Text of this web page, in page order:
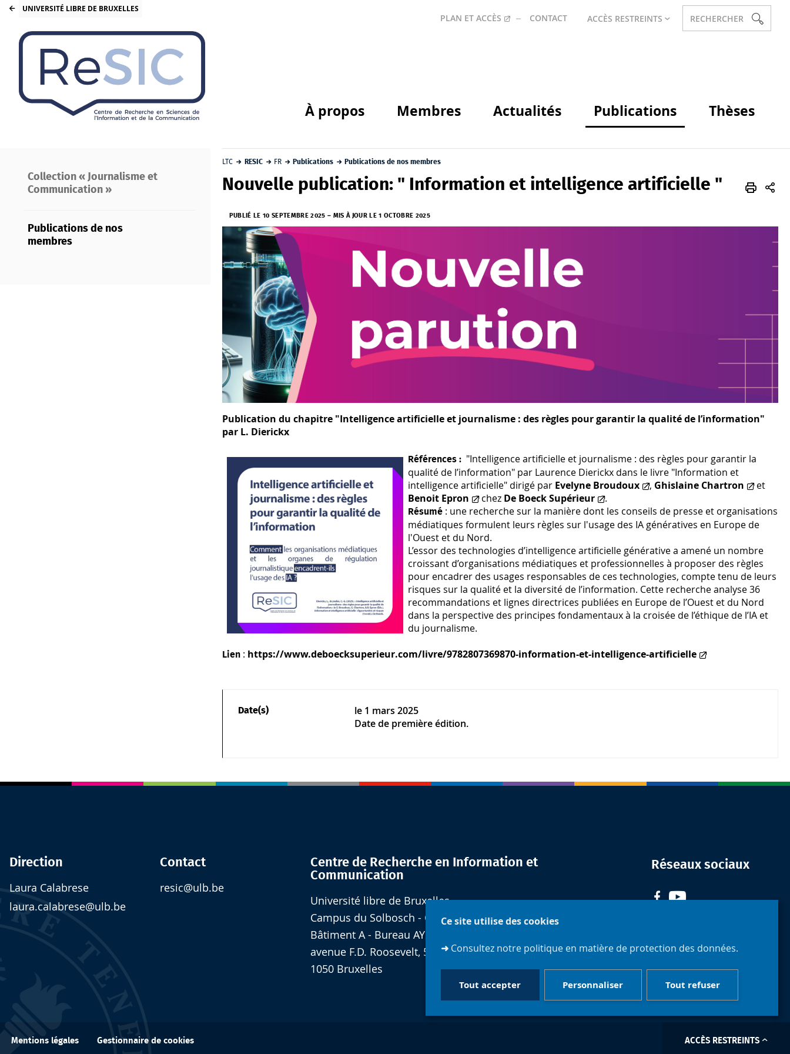
Ce site utilise des cookies
➜ Consultez notre politique en matière de protection des données.
Tout accepter Tout refuser
Personnaliser
UNIVERSITÉ LIBRE DE BRUXELLES
PLAN ET ACCÈS CONTACT ACCÈS RESTREINTS RECHERCHER
À propos Membres Actualités Publications Thèses
Collection « Journalisme et
Communication »
Publications de nos
membres
LTC RESIC FR Publications Publications de nos membres
Nouvelle publication: " Information et intelligence artificielle "
PUBLIÉ LE 10 SEPTEMBRE 2025 – MIS À JOUR LE 1 OCTOBRE 2025
Publication du chapitre "Intelligence artificielle et journalisme : des règles pour garantir la qualité de l’information"
par L. Dierickx
Références : "Intelligence artificielle et journalisme : des règles pour garantir la
qualité de l’information" par Laurence Dierickx dans le livre "Information et
intelligence artificielle" dirigé par Evelyne Broudoux , Ghislaine Chartron
et
Benoit Epron
chez De Boeck Supérieur .
Résumé : une recherche sur la manière dont les conseils de presse et organisations
médiatiques formulent leurs règles sur l'usage des IA génératives en Europe de
l'Ouest et du Nord.
L’essor des technologies d’intelligence artificielle générative a amené un nombre
croissant d’organisations médiatiques et professionnelles à proposer des règles
pour encadrer des usages responsables de ces technologies, compte tenu de leurs
risques sur la qualité et la diversité de l’information. Cette recherche analyse 36
recommandations et lignes directrices publiées en Europe de l’Ouest et du Nord
dans la perspective des principes fondamentaux à la croisée de l’éthique de l’IA et
du journalisme.
Lien : https://www.deboecksuperieur.com/livre/9782807369870-information-et-intelligence-artificielle
Date(s) le 1 mars 2025
Date de première édition.
Direction
Laura Calabrese
laura.calabrese@ulb.be
Contact
resic@ulb.be
Centre de Recherche en Information et
Communication
Université libre de Bruxelles
Campus du Solbosch - Quartier Jaune
Bâtiment A - Bureau AY2.127
avenue F.D. Roosevelt, 50 - CP 175
1050 Bruxelles
Réseaux sociaux
Mentions légales Gestionnaire de cookies ACCÈS RESTREINTS